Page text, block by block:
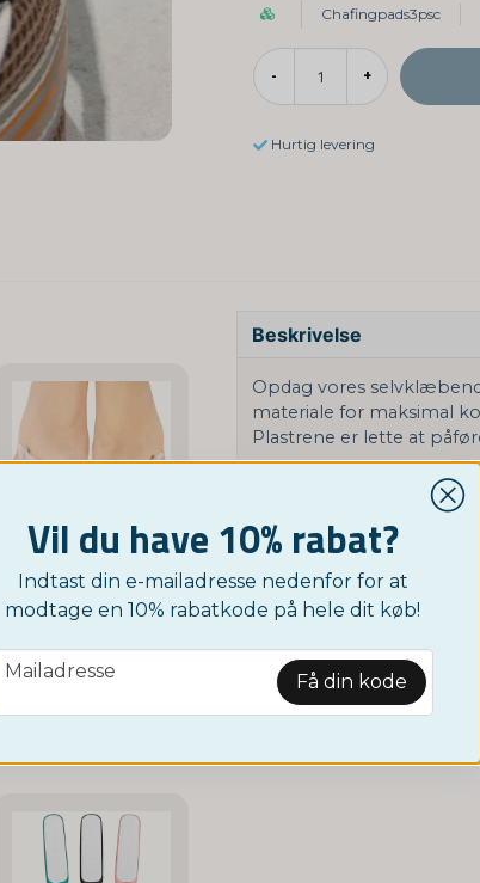
Chafingpads3psc
- +
Hurtig levering
NORDICTEST
Hallux Valgus Tåseparatorer
39 kr
Beskrivelse
Opdag vores
materiale for maksimal
Plastrene er lette at
Hver pakke indeholder
velegnede til mange
løsning mod skav og
Stil et produktspørgsmål
Spørg os noget om
name
Navn
Relaterede kategorier
Google SV Fodpleje
Vil du have 10% rabat?
Indtast din e-mailadresse nedenfor for at
modtage en 10% rabatkode på hele dit køb!
email
Mailadresse Få din kode